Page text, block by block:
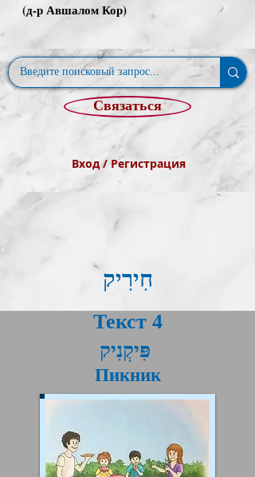
(д-р Авшалом Кор)
Связаться
Вход / Регистрация
חִירִיק
Текст 4
Пикник